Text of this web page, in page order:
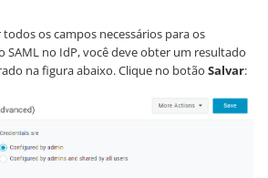
os campos necessários para os
SAML no IdP, você deve obter um resultado
na figura abaixo. Clique no botão Salvar: